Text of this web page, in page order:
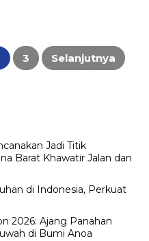
3 Selanjutnya
Jadi Titik
Barat Khawatir Jalan dan
di Indonesia, Perkuat
2026: Ajang Panahan
di Bumi Anoa